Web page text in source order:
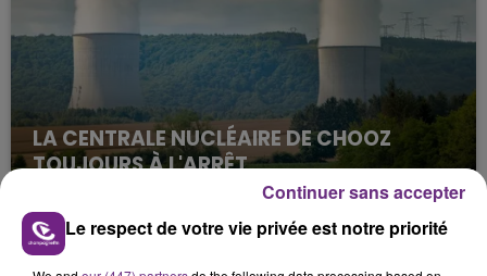
LA CENTRALE NUCLÉAIRE DE CHOOZ
TOUJOURS À L'ARRÊT
Cela fait déjà une semaine que la centrale
nucléaire ardennaise est à l'arrêt. Une situation
justifiée par la sécheresse intense qui est toujours
présente.
Le respect de votre vie privée est notre priorité
Continuer sans accepter